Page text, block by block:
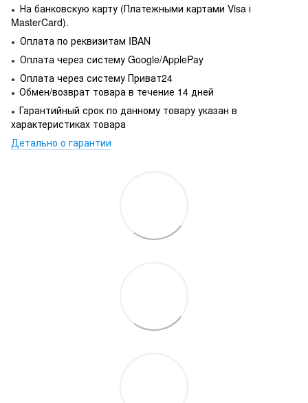
● На банковскую карту (Платежными картами Visa і
MasterCard).
● Оплата по реквизитам IBAN
● Оплата через систему Google/ApplePay
● Оплата через систему Приват24
● Обмен/возврат товара в течение 14 дней
● Гарантийный срок по данному товару указан в
характеристиках товара
Детально о гарантии